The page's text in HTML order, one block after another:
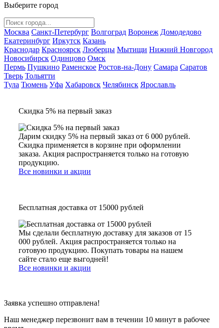
Выберите город
Москва Санкт-Петербург Волгоград Воронеж Домодедово
Екатеринбург Иркутск Казань
Краснодар Красноярск Люберцы Мытищи Нижний Новгород
Новосибирск Одинцово Омск
Пермь Пушкино Раменское Ростов-на-Дону Самара Саратов
Тверь Тольятти
Тула Тюмень Уфа Хабаровск Челябинск Ярославль
Скидка 5% на первый заказ
Дарим скидку 5% на первый заказ от 6 000 рублей.
Скидка применяется в корзине при оформлении
заказа. Акция распространяется только на готовую
продукцию.
Все новинки и акции
Бесплатная доставка от 15000 рублей
Мы сделали бесплатную доставку для заказов от 15
000 рублей. Акция распространяется только на
готовую продукцию. Покупать товары на нашем
сайте стало еще выгодней!
Все новинки и акции
Заявка успешно отправлена!
Наш менеджер перезвонит вам в течении 10 минут в рабочее